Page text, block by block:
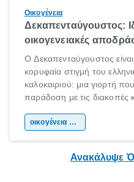
Οικογένεια
Δεκαπενταύγουστος:
οικογενειακές
Ο Δεκαπενταύγουστος
κορυφαία στιγμή του
καλοκαιριού: μια γιορτή
παράδοση με τις διακοπές
χώρας. Είτε πρόκειται για
οικογένεια & παιδί
Ανακάλυψε